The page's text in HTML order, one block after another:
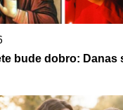
bude dobro: Danas